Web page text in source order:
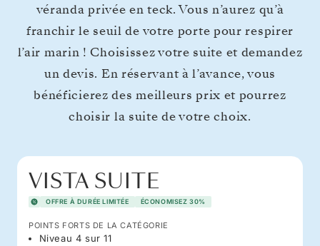
véranda privée en teck. Vous n’aurez qu’à
franchir le seuil de votre porte pour respirer
l’air marin ! Choisissez votre suite et demandez
un devis. En réservant à l’avance, vous
bénéficierez des meilleurs prix et pourrez
choisir la suite de votre choix.
VISTA SUITE
OFFRE À DURÉE LIMITÉE ÉCONOMISEZ 30%
POINTS FORTS DE LA CATÉGORIE
Niveau 4 sur 11